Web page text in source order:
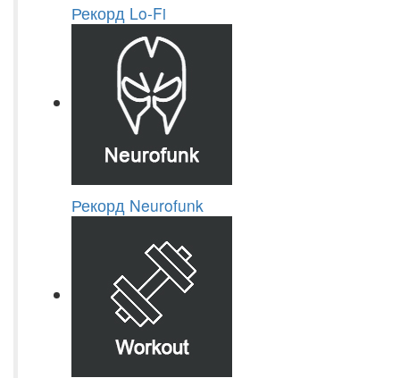
Рекорд Lo-Fi
Рекорд Neurofunk